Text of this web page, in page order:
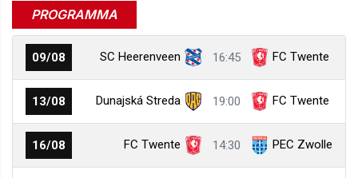
PROGRAMMA
09/08 SC Heerenveen 16:45 FC Twente
13/08 Dunajská Streda 19:00 FC Twente
16/08 FC Twente 14:30 PEC Zwolle